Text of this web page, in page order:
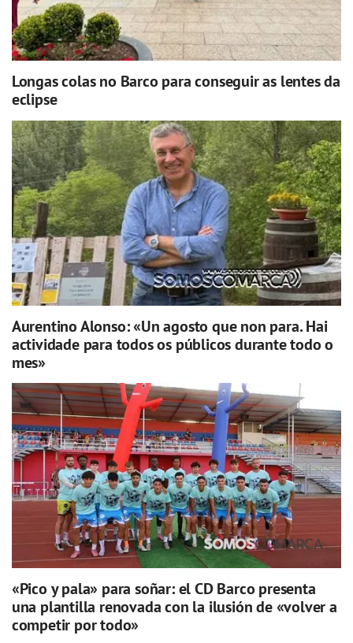
Longas colas no Barco para conseguir as lentes da
eclipse
Aurentino Alonso: «Un agosto que non para. Hai
actividade para todos os públicos durante todo o
mes»
«Pico y pala» para soñar: el CD Barco presenta
una plantilla renovada con la ilusión de «volver a
competir por todo»